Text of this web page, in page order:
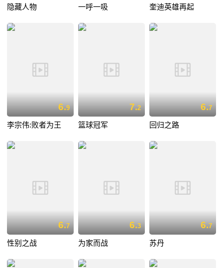
隐藏人物 一呼一吸 奎迪英雄再起
6.9
李宗伟:败者为王
7.2
篮球冠军
6.7
回归之路
6.7
性别之战
6.3
为家而战
6.7
苏丹